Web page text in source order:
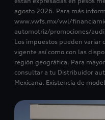
agosto 2026. Para más
www.vwfs.mx/vwl/
automotriz/promociones/
Los impuestos pueden variar
vigente así como con las
región geográfica. Para
consultar a tu Distribuidor
Mexicana. Existencia de